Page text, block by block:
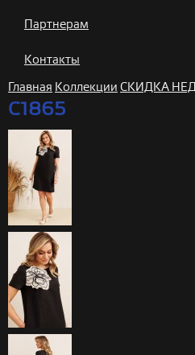
Партнерам
Контакты
Главная Коллекции СКИДКА
C1865